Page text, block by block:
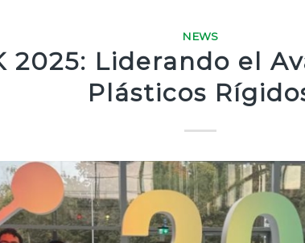
NEWS
2025: Liderando el
Plásticos